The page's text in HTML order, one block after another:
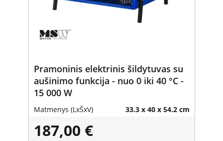
Pramoninis elektrinis šildytuvas su
aušinimo funkcija - nuo 0 iki 40 °C -
15 000 W
Matmenys (LxŠxV) 33.3 x 40 x 54.2 cm
187,00 €